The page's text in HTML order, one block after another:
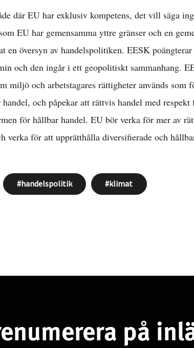
Välfärd »
där EU har exklusiv kompetens, det vill säga
EU har gemensamma yttre gränser och en
en översyn av handelspolitiken. EESK
och den ingår i ett geopolitiskt sammanhang.
miljö och arbetstagares rättigheter används som
och påpekar att rättvis handel med respekt
för hållbar handel. EU bör verka för mer av
verka för att upprätthålla diversifierade och
handelspolitik klimat
på